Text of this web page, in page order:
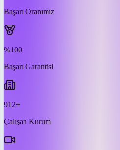
Başarı Oranımız
%100
Başarı Garantisi
912+
Çalışan Kurum